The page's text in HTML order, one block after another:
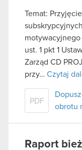
Temat:
motywacyjnego
ust. 1 pkt 1
Zarząd CD
przy… Czytaj
PDF
obrotu
Raport